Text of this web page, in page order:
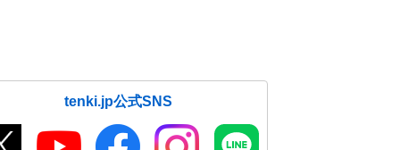
tenki.jp公式SNS